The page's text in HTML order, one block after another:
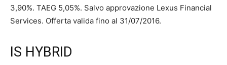
3,90%. TAEG 5,05%. Salvo approvazione Lexus Financial
Services. Offerta valida fino al 31/07/2016.
IS HYBRID